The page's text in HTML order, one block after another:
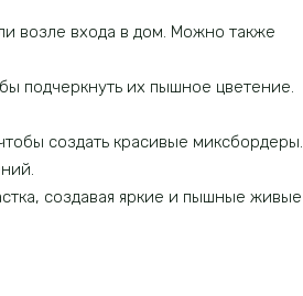
возле входа в дом. Можно также
подчеркнуть их пышное цветение.
создать красивые миксбордеры.
создавая яркие и пышные живые